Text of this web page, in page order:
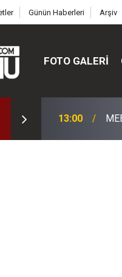
Günün Haberleri Arşiv
FOTO GALERI
13:00